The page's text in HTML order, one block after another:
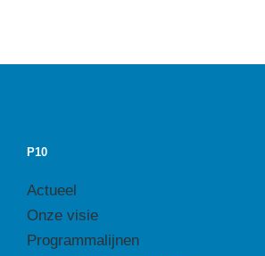
P10
Actueel
Onze visie
Programmalijnen